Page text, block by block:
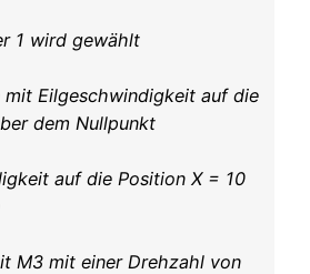
1 wird gewählt
mit Eilgeschwindigkeit auf die
dem Nullpunkt
auf die Position X = 10
M3 mit einer Drehzahl von